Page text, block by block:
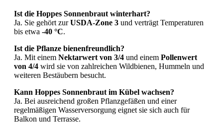
Ist die Hoppes Sonnenbraut winterhart?
Ja. Sie gehört zurUSDA-Zone 3 und verträgt Temperaturen
bis etwa -40 °C.
Ist die Pflanze bienenfreundlich?
Ja. Mit einem Nektarwert von 3/4 und einem Pollenwert
von 4/4 wird sie von zahlreichen Wildbienen, Hummeln und
weiteren Bestäubern besucht.
Kann Hoppes Sonnenbraut im Kübel wachsen?
Ja. Bei ausreichend großen Pflanzgefäßen und einer
regelmäßigen Wasserversorgung eignet sie sich auch für
Balkon und Terrasse.